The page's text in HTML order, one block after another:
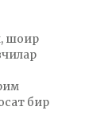
шоир
бир